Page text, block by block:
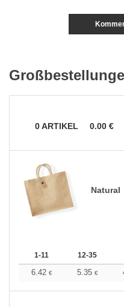
0ARTIKEL 0.00 €
Natural
1-11 12-35
6.42 € 5.35 €